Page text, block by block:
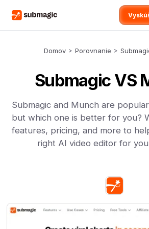
Domov > Porovnanie >
Submagic VS
Submagic and Munch are
but which one is better for you?
features, pricing, and more to
right AI video editor for